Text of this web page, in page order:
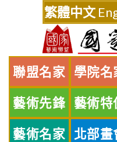
繁體中文
聯盟名家 學院名
藝術先鋒 藝術特
藝術名家 北部畫